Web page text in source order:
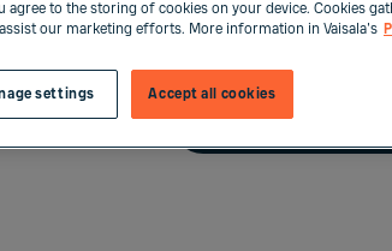
Comprar
Contáctenos
agree to the storing of cookies on your device. Cookies
our marketing efforts. More information in Vaisala's
Accept all cookies
settings